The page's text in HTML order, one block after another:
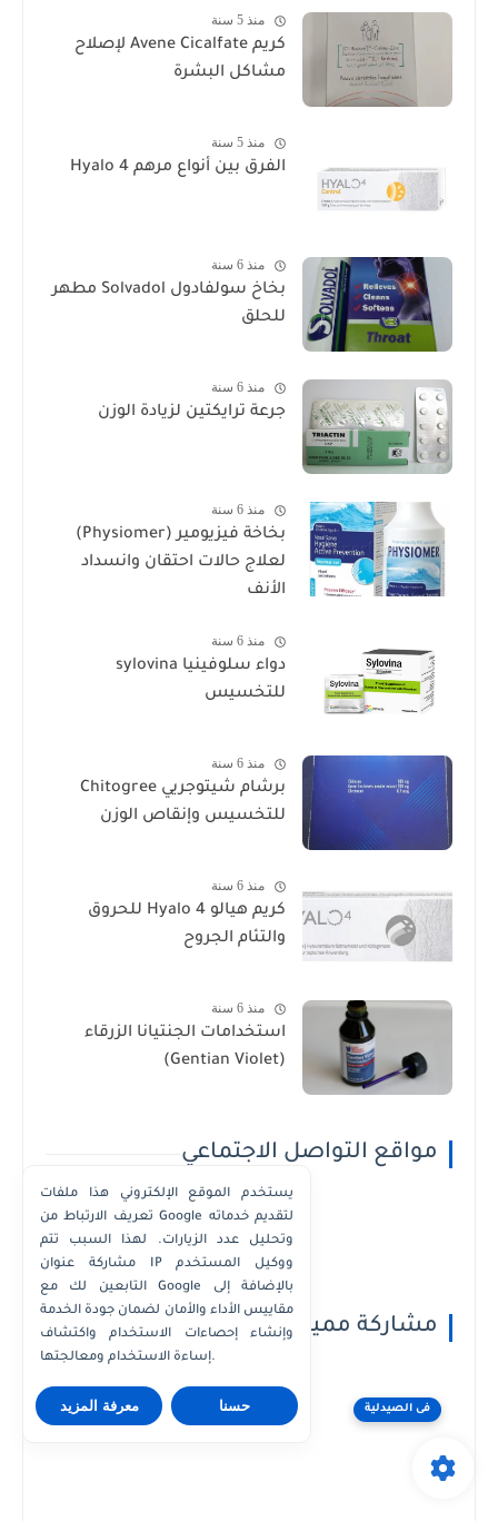
منذ 5 سنة
كريم Avene Cicalfate لإصلاح
مشاكل البشرة
منذ 5 سنة
الفرق بين أنواع مرهم Hyalo 4
منذ 6 سنة
بخاخ سولفادول Solvadol مطهر
للحلق
منذ 6 سنة
جرعة ترايكتين لزيادة الوزن
منذ 6 سنة
بخاخة فيزيومير (Physiomer)
لعلاج حالات احتقان وانسداد
الأنف
منذ 6 سنة
دواء سلوفينيا sylovina
للتخسيس
منذ 6 سنة
برشام شيتوجريي Chitogree
للتخسيس وإنقاص الوزن
منذ 6 سنة
كريم هيالو 4 Hyalo للحروق
والتئام الجروح
منذ 6 سنة
استخدامات الجنتيانا الزرقاء
(Gentian Violet)
مواقع التواصل الاجتماعي
مشاركة مميزة
فى الصيدلية
يستخدم الموقع الإلكتروني هذا ملفات
تعريف الارتباط من Google لتقديم خدماته
وتحليل عدد الزيارات. لهذا السبب تتم
مشاركة عنوان IP ووكيل المستخدم
التابعين لك مع Google بالإضافة إلى
مقاييس الأداء والأمان لضمان جودة الخدمة
وإنشاء إحصاءات الاستخدام واكتشاف
إساءة الاستخدام ومعالجتها.
معرفة المزيد حسنا